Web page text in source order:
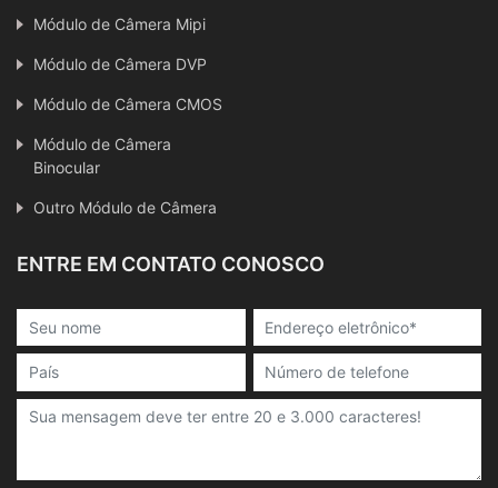
Módulo de Câmera Mipi
Módulo de Câmera DVP
Módulo de Câmera CMOS
Módulo de Câmera
Binocular
Outro Módulo de Câmera
ENTRE EM CONTATO CONOSCO